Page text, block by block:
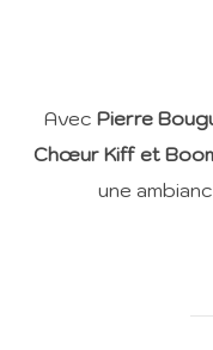
Avec Pierre
Chœur Kiff et
une